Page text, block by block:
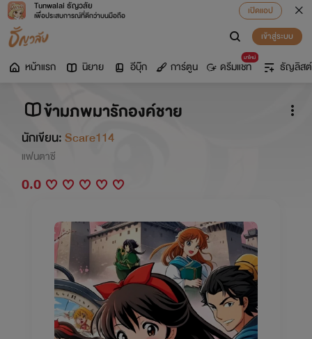
Tunwalai ธัญวลัย
เพื่อประสบการณ์ที่ดีกว่าบนมือถือ
เปิดแอป
เข้าสู่ระบบ
หน้าแรก นิยาย อีบุ๊ก การ์ตูน
มาใหม่
ดรีมแชท ธัญลิสต์
ข้ามภพมารักองค์ชาย
นักเขียน:Scare114
แฟนตาซี
0.0